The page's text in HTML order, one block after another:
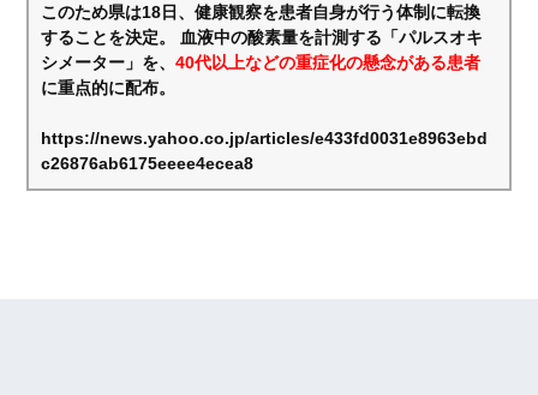
このため県は18日、健康観察を患者自身が行う体制に転換
することを決定。 血液中の酸素量を計測する「パルスオキ
シメーター」を、40代以上などの重症化の懸念がある患者
に重点的に配布。
https://news.yahoo.co.jp/articles/e433fd0031e8963ebd
c26876ab6175eeee4ecea8